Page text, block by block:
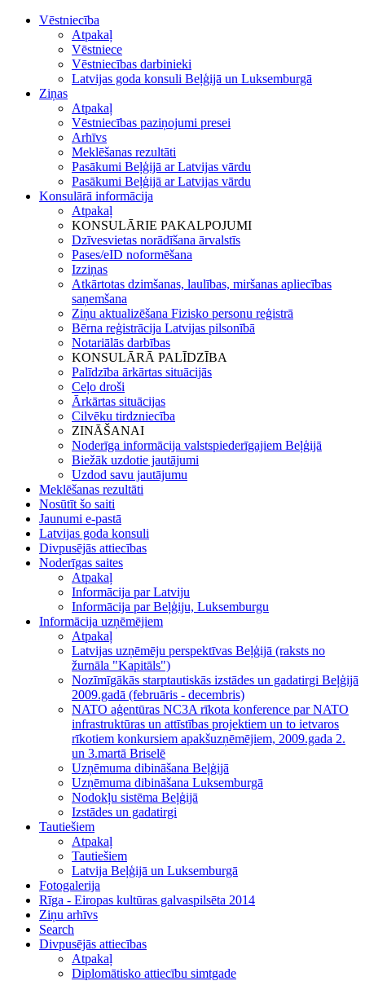
Vēstniecība
Atpakaļ
Vēstniece
Vēstniecības darbinieki
Latvijas goda konsuli Beļģijā un Luksemburgā
Ziņas
Atpakaļ
Vēstniecības paziņojumi presei
Arhīvs
Meklēšanas rezultāti
Pasākumi Beļģijā ar Latvijas vārdu
Pasākumi Beļģijā ar Latvijas vārdu
Konsulārā informācija
Atpakaļ
KONSULĀRIE PAKALPOJUMI
Dzīvesvietas norādīšana ārvalstīs
Pases/eID noformēšana
Izziņas
Atkārtotas dzimšanas, laulības, miršanas apliecības
saņemšana
Ziņu aktualizēšana Fizisko personu reģistrā
Bērna reģistrācija Latvijas pilsonībā
Notariālās darbības
KONSULĀRĀ PALĪDZĪBA
Palīdzība ārkārtas situācijās
Ceļo droši
Ārkārtas situācijas
Cilvēku tirdzniecība
ZINĀŠANAI
Noderīga informācija valstspiederīgajiem Beļģijā
Biežāk uzdotie jautājumi
Uzdod savu jautājumu
Meklēšanas rezultāti
Nosūtīt šo saiti
Jaunumi e-pastā
Latvijas goda konsuli
Divpusējās attiecības
Noderīgas saites
Atpakaļ
Informācija par Latviju
Informācija par Beļģiju, Luksemburgu
Informācija uzņēmējiem
Atpakaļ
Latvijas uzņēmēju perspektīvas Beļģijā (raksts no
žurnāla "Kapitāls")
Nozīmīgākās starptautiskās izstādes un gadatirgi Beļģijā
2009.gadā (februāris - decembris)
NATO aģentūras NC3A rīkota konference par NATO
infrastruktūras un attīstības projektiem un to ietvaros
rīkotiem konkursiem apakšuzņēmējiem, 2009.gada 2.
un 3.martā Briselē
Uzņēmuma dibināšana Beļģijā
Uzņēmuma dibināšana Luksemburgā
Nodokļu sistēma Beļģijā
Izstādes un gadatirgi
Tautiešiem
Atpakaļ
Tautiešiem
Latvija Beļģijā un Luksemburgā
Fotogalerija
Rīga - Eiropas kultūras galvaspilsēta 2014
Ziņu arhīvs
Search
Divpusējās attiecības
Atpakaļ
Diplomātisko attiecību simtgade